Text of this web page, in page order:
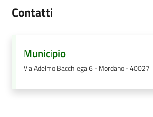
Contatti
Municipio
Via Adelmo Bacchilega 6 - Mordano - 40027